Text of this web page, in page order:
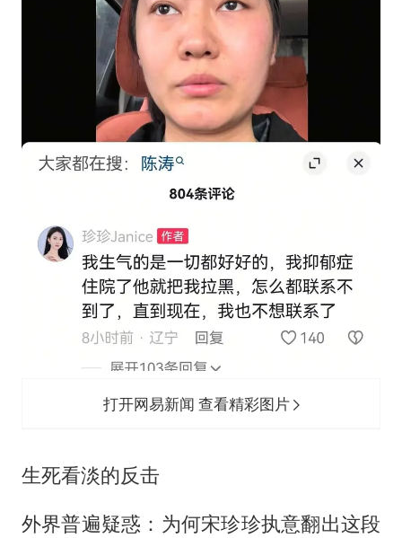
打开网易新闻 查看精彩图片
生死看淡的反击
外界普遍疑惑：为何宋珍珍执意翻出这段